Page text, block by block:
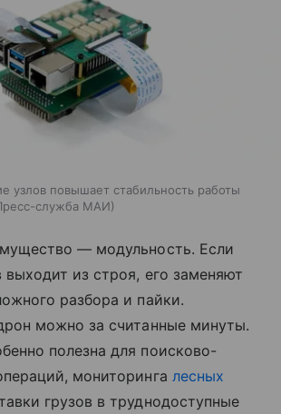
узлов повышает стабильность работы
служба МАИ
— модульность. Если
выходит из строя, его заменяют
разбора и пайки.
можно за считанные минуты.
полезна для поисково-
мониторинга лесных
грузов в труднодоступные